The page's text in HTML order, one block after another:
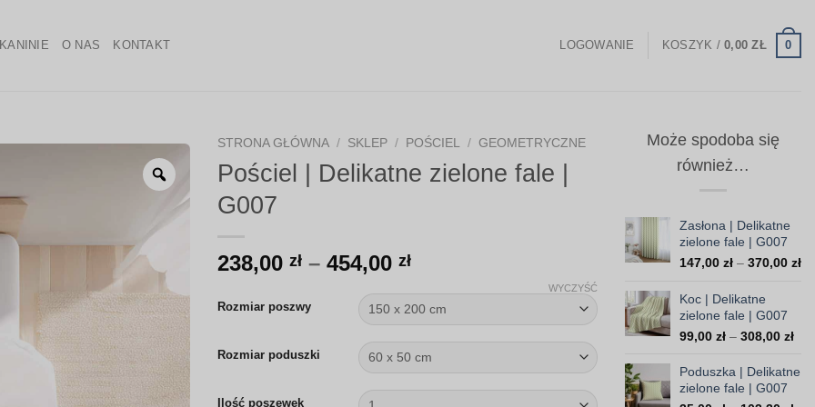
O NAS KONTAKT LOGOWANIE KOSZYK /0,00ZŁ 0
Zoom
STRONA GŁÓWNA / SKLEP / POŚCIEL / GEOMETRYCZNE
Pościel | Delikatne zielone fale |
G007
238,00 zł – 454,00 złZakres
od
238,00 zł
do
454,00 zł
Rozmiar poszwy
Rozmiar poduszki
Ilość poszewek
WYCZYŚĆ
Może spodoba się
również…
Zasłona | Delikatne
zielone fale | G007
147,00 zł – 370,00 zł
Koc | Delikatne
zielone fale | G007
99,00 zł – 308,00 zł
od
Poduszka | Delikatne
zielone fale | G007